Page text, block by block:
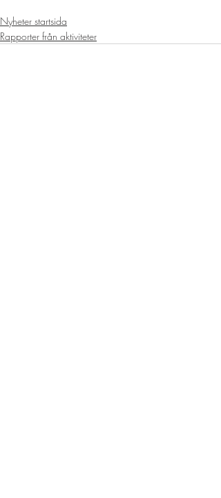
Nyheter startsida
Rapporter från aktiviteter